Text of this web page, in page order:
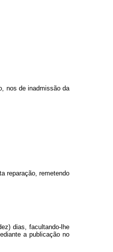
nos de inadmissão da
reparação, remetendo
dias, facultando-lhe
a publicação no